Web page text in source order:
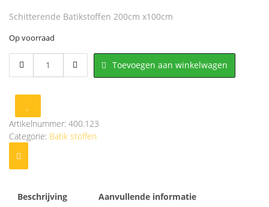
Schitterende Batikstoffen 200cm x100cm
Op voorraad
Batik
200cm
100cm
aantal
Toevoegen aan winkelwagen
Artikelnummer: 400.123
Categorie: Batik stoffen
Beschrijving
Aanvullende informatie